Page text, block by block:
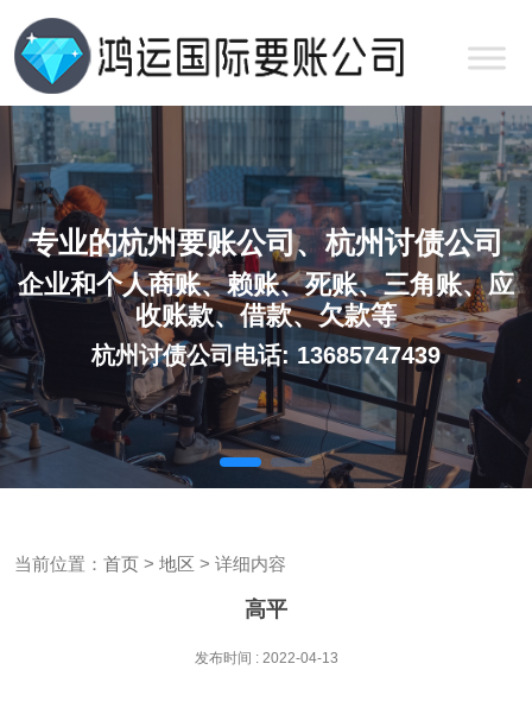
专业的杭州要账公司、杭州讨债公司
企业和个人商账、赖账、死账、三角账、应
收账款、借款、欠款等
杭州讨债公司电话: 13685747439
当前位置： 首页 > 地区 > 详细内容
高平
发布时间 : 2022-04-13